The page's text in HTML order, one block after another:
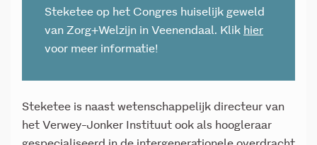
Steketee op het Congres huiselijk geweld
van Zorg+Welzijn in Veenendaal. Klik hier
voor meer informatie!
Steketee is naast wetenschappelijk directeur van
het Verwey-Jonker Instituut ook als hoogleraar